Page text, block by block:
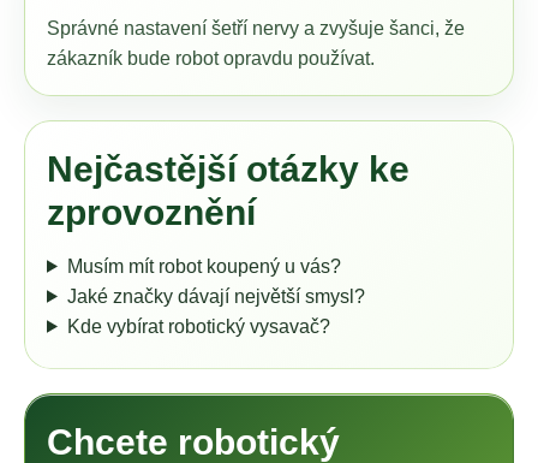
Správné nastavení šetří nervy a zvyšuje šanci, že
zákazník bude robot opravdu používat.
Nejčastější otázky ke
zprovoznění
Musím mít robot koupený u vás?
Jaké značky dávají největší smysl?
Kde vybírat robotický vysavač?
Chcete robotický